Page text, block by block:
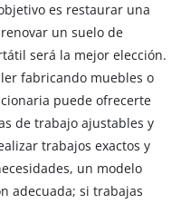
es restaurar una
un suelo de
será la mejor elección.
fabricando muebles o
puede ofrecerte
de trabajo ajustables y
trabajos exactos y
un modelo
adecuada; si trabajas